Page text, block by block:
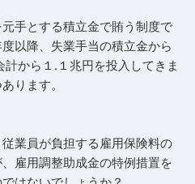
手とする積立金で賄う制度で
以降、失業手当の積立金から
から１.１兆円を投入してきま
ります。
業員が負担する雇用保険料の
雇用調整助成金の特例措置を